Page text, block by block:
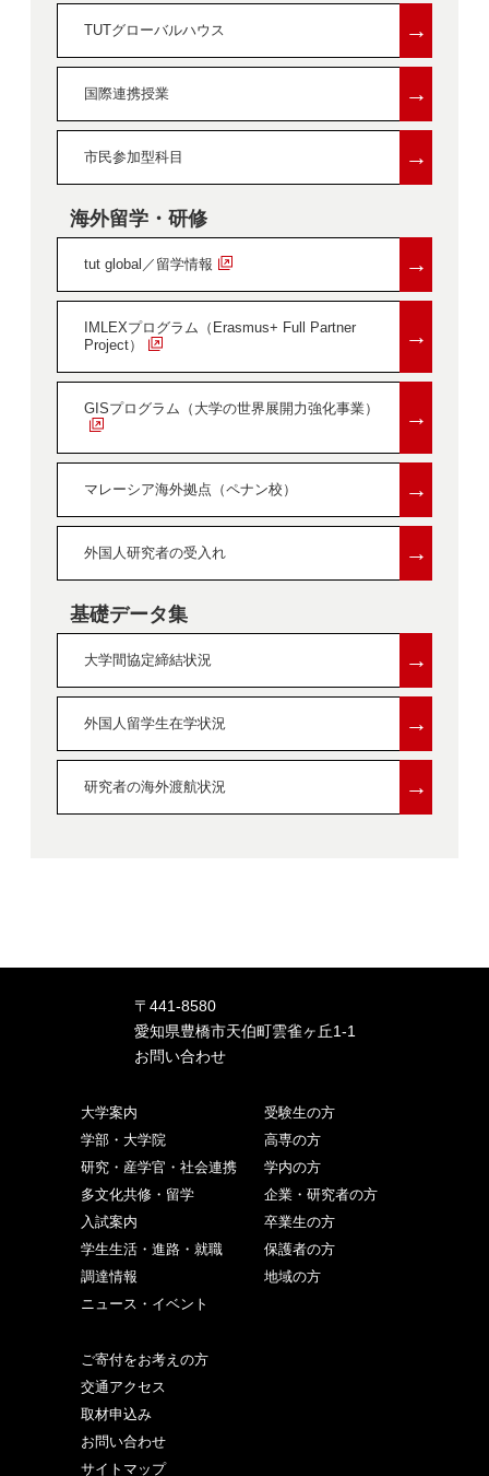
TUTグローバルハウス →
国際連携授業 →
市民参加型科目 →
海外留学・研修
tut global／留学情報 →
IMLEXプログラム（Erasmus+ Full Partner
Project）
→
GISプログラム（大学の世界展開力強化事業） →
マレーシア海外拠点（ペナン校） →
外国人研究者の受入れ →
基礎データ集
大学間協定締結状況 →
外国人留学生在学状況 →
研究者の海外渡航状況 →
〒441-8580
愛知県豊橋市天伯町雲雀ヶ丘1-1
お問い合わせ
大学案内
学部・大学院
研究・産学官・社会連携
多文化共修・留学
入試案内
学生生活・進路・就職
調達情報
ニュース・イベント
受験生の方
高専の方
学内の方
企業・研究者の方
卒業生の方
保護者の方
地域の方
ご寄付をお考えの方
交通アクセス
取材申込み
お問い合わせ
サイトマップ